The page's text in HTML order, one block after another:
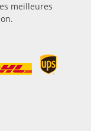
meilleures